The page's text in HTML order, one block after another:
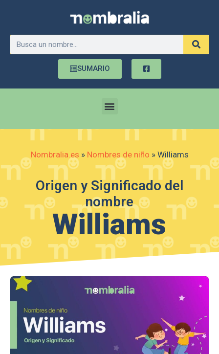
SUMARIO
Nombralia.es » Nombres de niño » Williams
Origen y Significado del
nombre
Williams